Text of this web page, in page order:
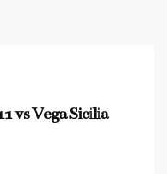
vs Vega Sicilia